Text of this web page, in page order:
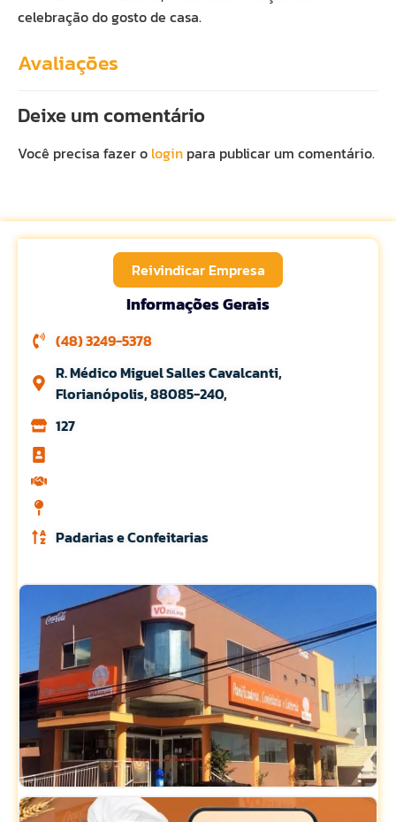
celebração do gosto de casa.
Avaliações
Deixe um comentário
Você precisa fazer o login para publicar um comentário.
Reivindicar Empresa
Informações Gerais
(48) 3249-5378
R. Médico Miguel Salles Cavalcanti,
Florianópolis, 88085-240,
127
Padarias e Confeitarias